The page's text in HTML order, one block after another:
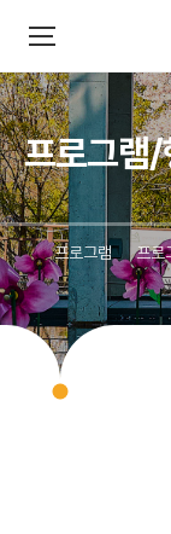
프로그램 프로
프로그램/